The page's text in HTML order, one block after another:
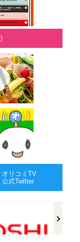
オリコミTV
公式Twitter